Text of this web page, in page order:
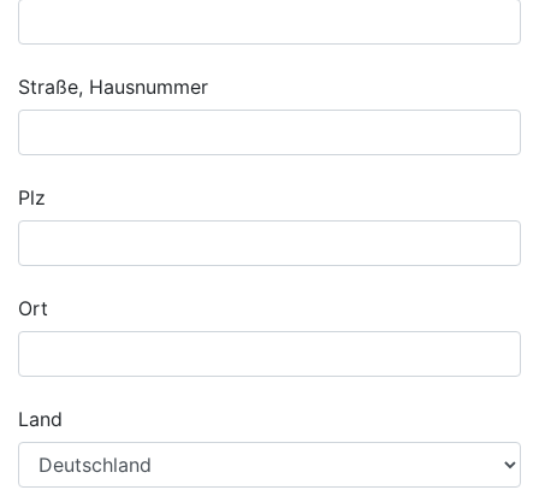
Straße, Hausnummer
Plz
Ort
Land